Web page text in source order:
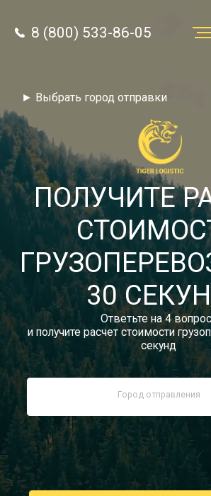
8
Звонок по
► Выбрать город отправки
8 (800) 533-86-05
ПОЛУЧИТЕ
30
Ответьте на 4
и получите расчет стоимости
секунд